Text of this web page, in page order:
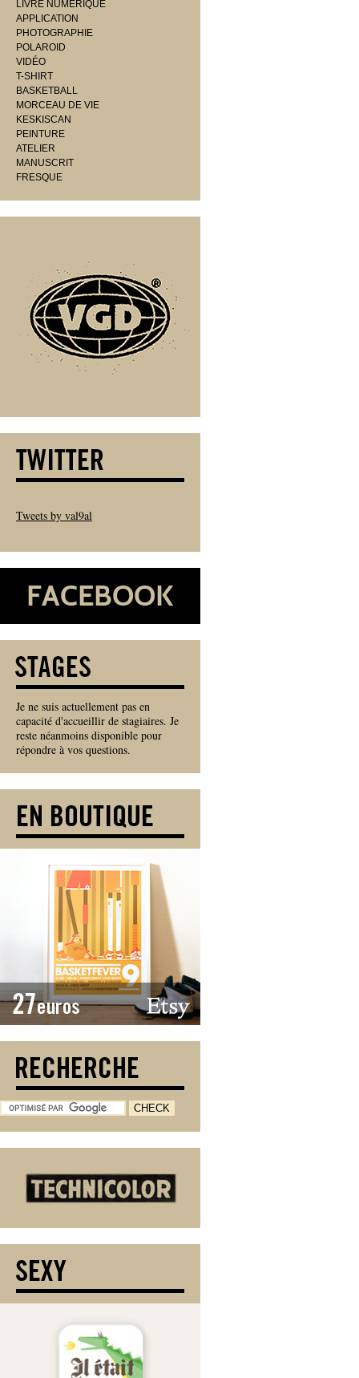
LIVRE NUMÉRIQUE
APPLICATION
PHOTOGRAPHIE
POLAROID
VIDÉO
T-SHIRT
BASKETBALL
MORCEAU DE VIE
KESKISCAN
PEINTURE
ATELIER
MANUSCRIT
FRESQUE
Tweets by val9al
Je ne suis actuellement pas en
capacité d'accueillir de stagiaires. Je
reste néanmoins disponible pour
répondre à vos questions.